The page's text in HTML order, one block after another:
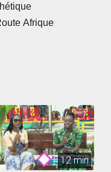
Afrique
12 min